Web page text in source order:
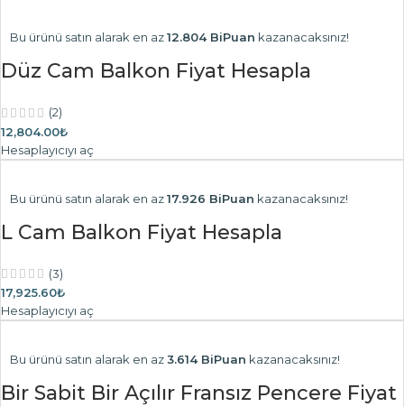
Bu ürünü satın alarak en az12.804 BiPuan kazanacaksınız!
Düz Cam Balkon Fiyat Hesapla
(2)
12,804.00₺
Hesaplayıcıyı aç
Bu ürünü satın alarak en az17.926 BiPuan kazanacaksınız!
L Cam Balkon Fiyat Hesapla
(3)
17,925.60₺
Hesaplayıcıyı aç
Bu ürünü satın alarak en az3.614 BiPuan kazanacaksınız!
Bir Sabit Bir Açılır Fransız Pencere Fiyat